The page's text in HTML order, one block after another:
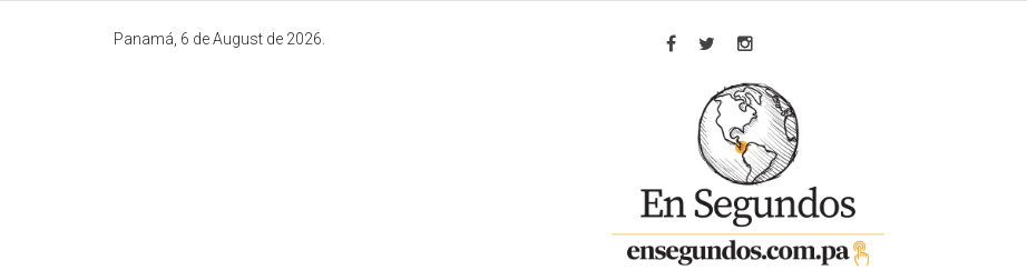
Panamá, 6 de August de 2026.
Facebook
TwitterInstagram